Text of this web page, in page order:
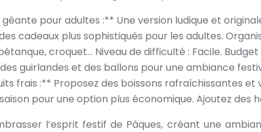
pour adultes :** Une version ludique et
cadeaux plus sophistiqués pour les adultes.
croquet… Niveau de difficulté : Facile.
guirlandes et des ballons pour une ambiance
frais :** Proposez des boissons rafraîchissantes
pour une option plus économique. Ajoutez
l’esprit festif de Pâques, créant une